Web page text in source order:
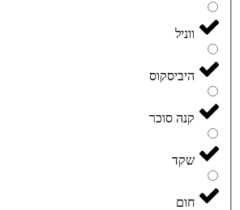
ווניל
היביסקוס
קנה סוכר
שקד
חום